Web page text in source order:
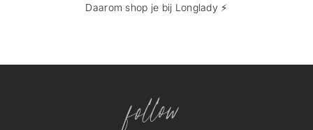
Daarom shop je bij Longlady ⚡️
follow